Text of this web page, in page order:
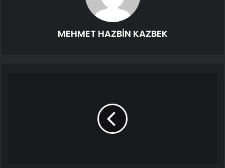
MEHMET HAZBİN KAZBEK